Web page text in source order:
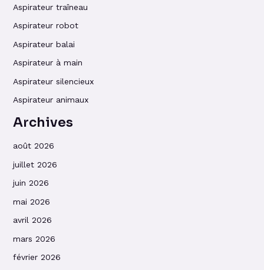
Aspirateur traîneau
Aspirateur robot
Aspirateur balai
Aspirateur à main
Aspirateur silencieux
Aspirateur animaux
Archives
août 2026
juillet 2026
juin 2026
mai 2026
avril 2026
mars 2026
février 2026